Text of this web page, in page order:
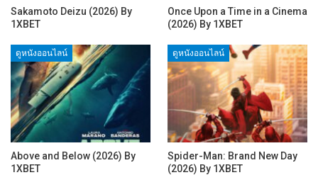
Sakamoto Deizu (2026) By
1XBET
Once Upon a Time in a Cinema
(2026) By 1XBET
ดูหนังออนไลน์
Above and Below (2026) By
1XBET
ดูหนังออนไลน์
Spider-Man: Brand New Day
(2026) By 1XBET